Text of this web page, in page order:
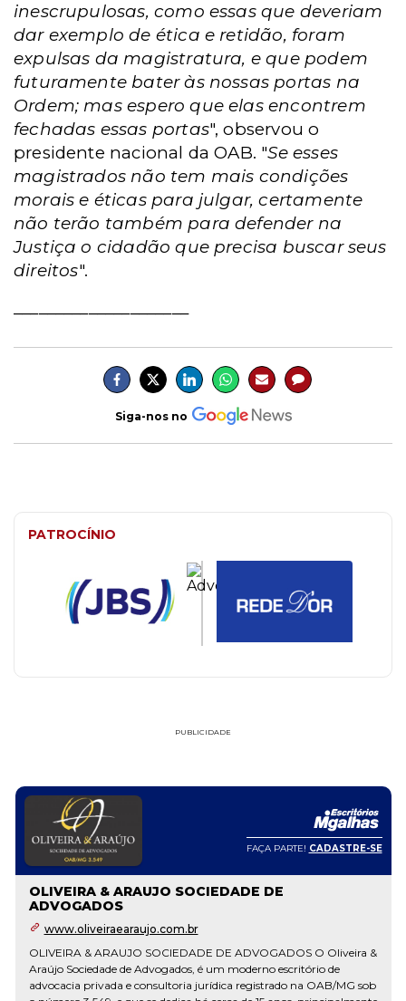
inescrupulosas, como essas que deveriam
dar exemplo de ética e retidão, foram
expulsas da magistratura, e que podem
futuramente bater às nossas portas na
Ordem; mas espero que elas encontrem
fechadas essas portas", observou o
presidente nacional da OAB. "Se esses
magistrados não tem mais condições
morais e éticas para julgar, certamente
não terão também para defender na
Justiça o cidadão que precisa buscar seus
direitos".
Siga-nos no
PATROCÍNIO
PUBLICIDADE
FAÇA PARTE! CADASTRE-SE
OLIVEIRA & ARAUJO SOCIEDADE DE
ADVOGADOS
www.oliveiraearaujo.com.br
OLIVEIRA & ARAUJO SOCIEDADE DE ADVOGADOS O Oliveira &
Araújo Sociedade de Advogados, é um moderno escritório de
advocacia privada e consultoria jurídica registrado na OAB/MG sob